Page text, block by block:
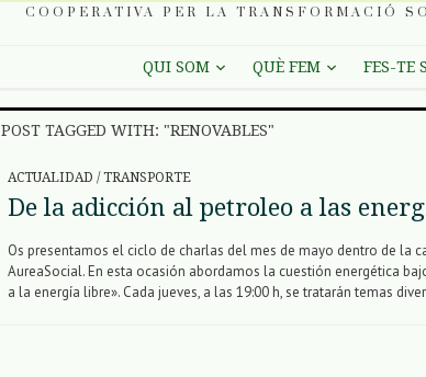
COOPERATIVA PER LA TRANSFORMACIÓ
QUI SOM QUÈ FEM FES-TE
POST TAGGED WITH: "RENOVABLES"
ACTUALIDAD / TRANSPORTE
De la adicción al petroleo a las
Os presentamos el ciclo de charlas del mes de mayo dentro de la
AureaSocial. En esta ocasión abordamos la cuestión energética
a la energía libre». Cada jueves, a las 19:00 h, se tratarán temas